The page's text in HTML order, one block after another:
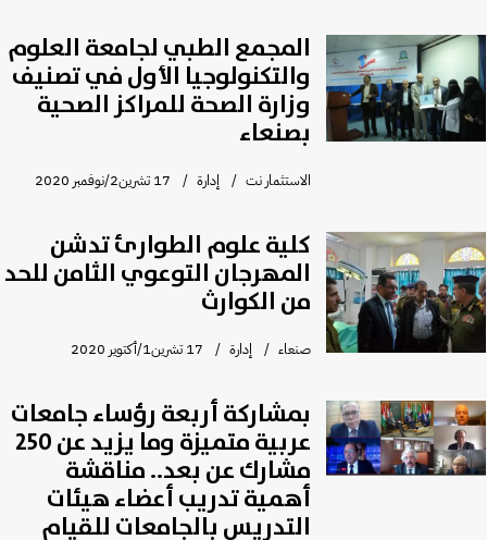
المجمع الطبي لجامعة العلوم
والتكنولوجيا الأول في تصنيف
وزارة الصحة للمراكز الصحية
بصنعاء
الاستثمار نت إدارة 17 تشرين2/نوفمبر 2020
كلية علوم الطوارئ تدشن
المهرجان التوعوي الثامن للحد
من الكوارث
صنعاء إدارة 17 تشرين1/أكتوير 2020
بمشاركة أربعة رؤساء جامعات
عربية متميزة وما يزيد عن 250
مشارك عن بعد.. مناقشة
أهمية تدريب أعضاء هيئات
التدريس بالجامعات للقيام